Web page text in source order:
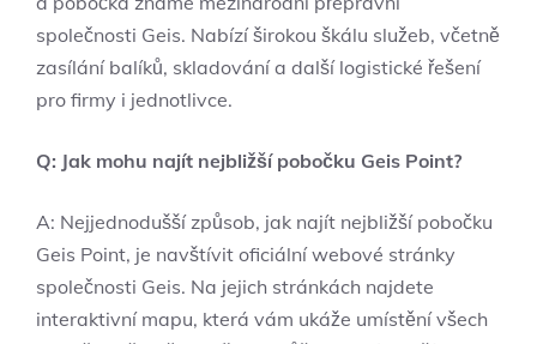
společnosti Geis. Nabízí širokou škálu služeb, včetně
zasílání balíků, skladování a další logistické řešení
pro firmy i jednotlivce.
Q: Jak mohu najít nejbližší pobočku Geis Point?
A: Nejjednodušší způsob, jak najít nejbližší pobočku
Geis Point, je navštívit oficiální webové stránky
společnosti Geis. Na jejich stránkách najdete
interaktivní mapu, která vám ukáže umístění všech